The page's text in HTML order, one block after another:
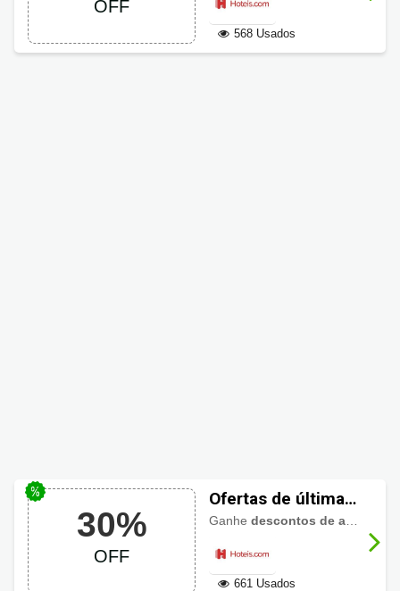
OFF
60% OFF
568 Usados
30%
OFF
Ofertas de última
hora para o fim de
Ganhedescontos de até 30%
661 Usados